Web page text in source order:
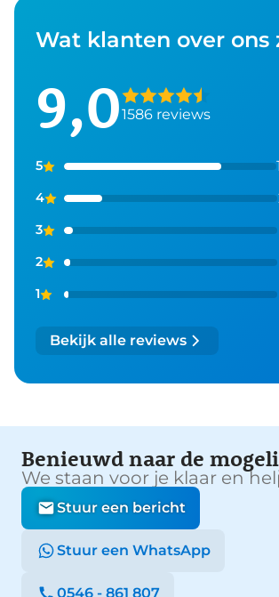
Wat klanten over ons
9,01586 reviews
5
4
3
2
1
Bekijk alle reviews
Benieuwd naar de
We staan voor je klaar en
Stuur een bericht
Stuur een WhatsApp
0546 - 861 807